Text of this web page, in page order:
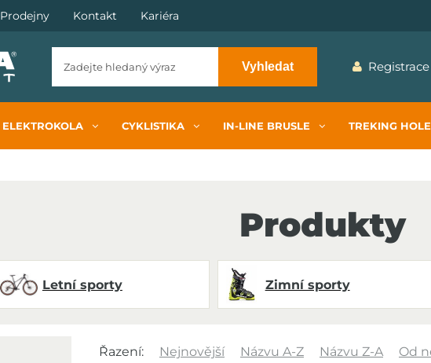
Prodejny Kontakt Kariéra
Vyhledat Registrace
ELEKTROKOLA CYKLISTIKA IN-LINE BRUSLE TREKING HOLE
Produkty
Letní sporty Zimní sporty
Řazení: Nejnovější Názvu A-Z Názvu Z-A Od